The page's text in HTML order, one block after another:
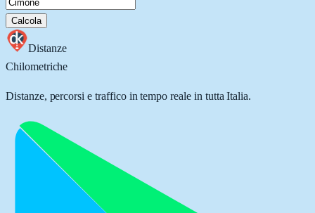
Calcola
Distanze
Chilometriche
Distanze, percorsi e traffico in tempo reale in tutta Italia.